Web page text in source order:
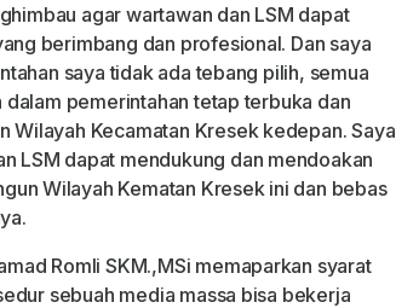
agar wartawan dan LSM dapat
berimbang dan profesional. Dan saya
saya tidak ada tebang pilih, semua
pemerintahan tetap terbuka dan
Wilayah Kecamatan Kresek kedepan. Saya
LSM dapat mendukung dan mendoakan
Wilayah Kematan Kresek ini dan bebas
Romli SKM.,MSi memaparkan syarat
sebuah media massa bisa bekerja